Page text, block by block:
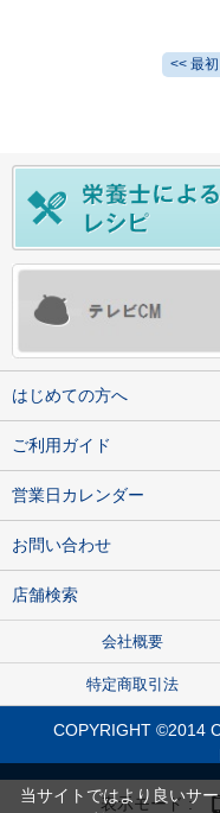
<< 最初
はじめての方へ
ご利用ガイド
営業日カレンダー
お問い合わせ
店舗検索
会社概要
特定商取引法
COPYRIGHT ©2014
表示モード :
当サイトではより良いサー